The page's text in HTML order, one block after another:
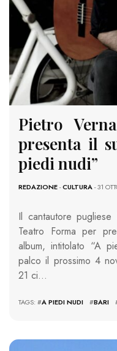
Pietro
presenta il
piedi nudi”
REDAZIONE-CULTURA- 31
Il cantautore
Teatro Forma per
album, intitolato “A
palco il prossimo 4
21 ci…
TAGS: #A PIEDI NUDI #BARI